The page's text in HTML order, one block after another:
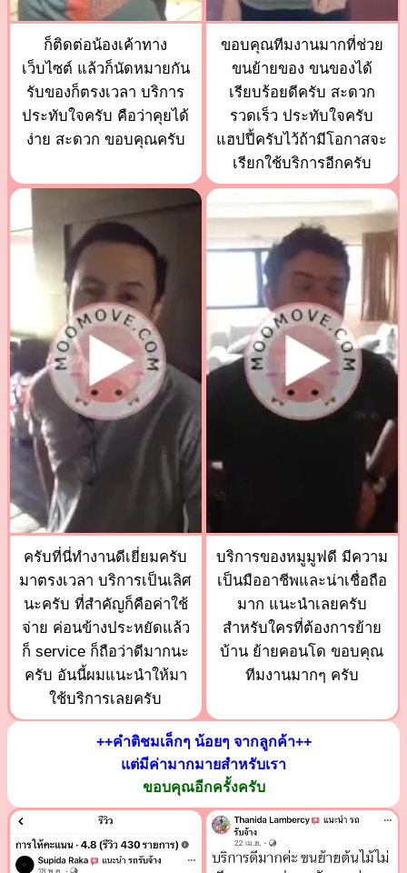
ก็ติดต่อน้องเค้าทาง
เว็บไซต์ แล้วก็นัดหมายกัน
รับของก็ตรงเวลา บริการ
ประทับใจครับ คือว่าคุยได้
ง่าย สะดวก ขอบคุณครับ
ขอบคุณทีมงานมากที่ช่วย
ขนย้ายของ ขนของได้
เรียบร้อยดีครับ สะดวก
รวดเร็ว ประทับใจครับ
แฮปปี้ครับไว้ถ้ามีโอกาสจะ
เรียกใช้บริการอีกครับ
ครับที่นี่ทำงานดีเยี่ยมครับ
มาตรงเวลา บริการเป็นเลิศ
นะครับ ที่สำคัญก็คือค่าใช้
จ่าย ค่อนข้างประหยัดแล้ว
ก็ service ก็ถือว่าดีมากนะ
ครับ อันนี้ผมแนะนำให้มา
ใช้บริการเลยครับ
บริการของหมูมูฟดี มีความ
เป็นมืออาชีพและน่าเชื่อถือ
มาก แนะนำเลยครับ
สำหรับใครที่ต้องการย้าย
บ้าน ย้ายคอนโด ขอบคุณ
ทีมงานมากๆ ครับ
++คำติชมเล็กๆ น้อยๆ จากลูกค้า++
แต่มีค่ามากมายสำหรับเรา
ขอบคุณอีกครั้งครับ